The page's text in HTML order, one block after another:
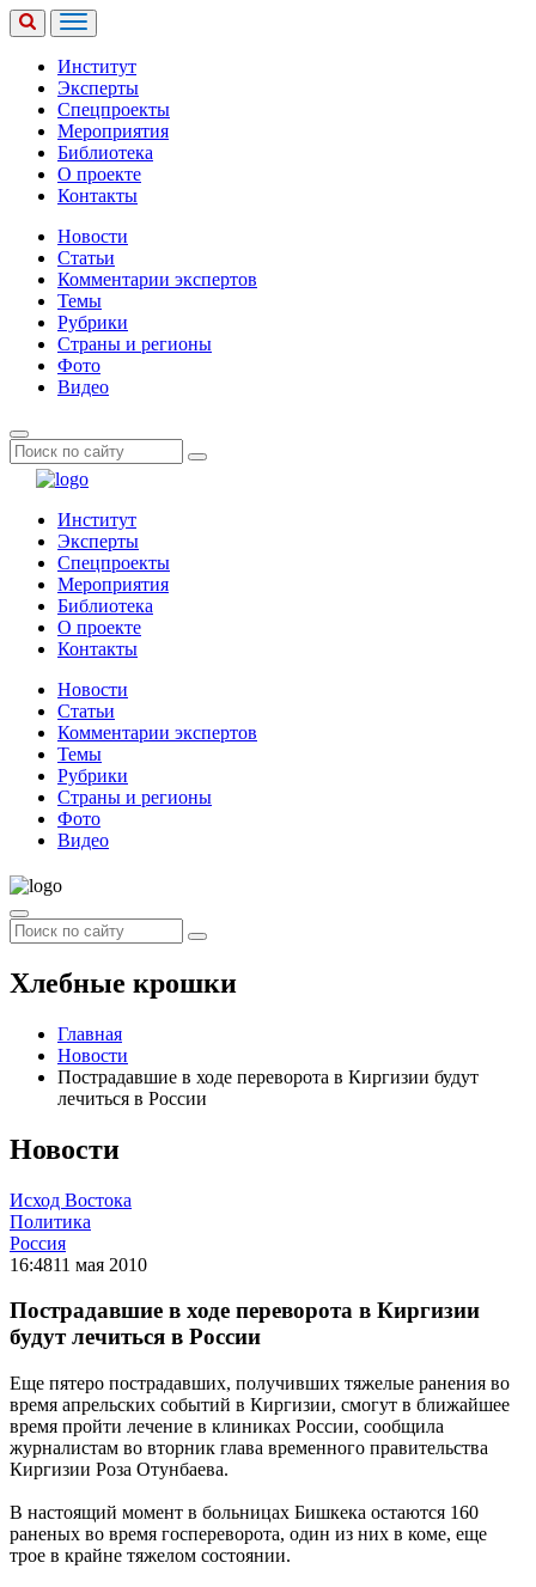
Институт
Эксперты
Спецпроекты
Мероприятия
Библиотека
О проекте
Контакты
Новости
Статьи
Комментарии экспертов
Темы
Рубрики
Страны и регионы
Фото
Видео
Институт
Эксперты
Спецпроекты
Мероприятия
Библиотека
О проекте
Контакты
Новости
Статьи
Комментарии экспертов
Темы
Рубрики
Страны и регионы
Фото
Видео
Хлебные крошки
Главная
Новости
Пострадавшие в ходе переворота в Киргизии будут
лечиться в России
Новости
Исход Востока
Политика
Россия
16:4811 мая 2010
Пострадавшие в ходе переворота в Киргизии
будут лечиться в России
Еще пятеро пострадавших, получивших тяжелые ранения во
время апрельских событий в Киргизии, смогут в ближайшее
время пройти лечение в клиниках России, сообщила
журналистам во вторник глава временного правительства
Киргизии Роза Отунбаева.
В настоящий момент в больницах Бишкека остаются 160
раненых во время госпереворота, один из них в коме, еще
трое в крайне тяжелом состоянии.